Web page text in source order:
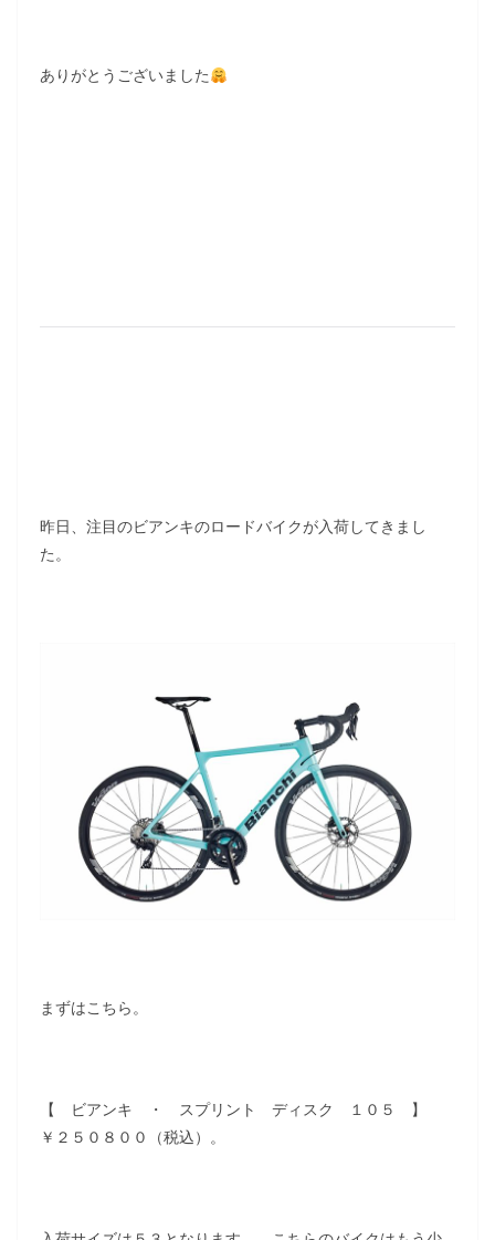
ありがとうございました
昨日、注目のビアンキのロードバイクが入荷してきまし
た。
まずはこちら。
【 ビアンキ ・ スプリント ディスク １０５ 】
￥２５０８００（税込）。